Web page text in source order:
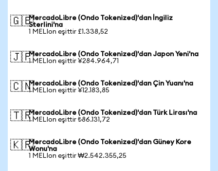
🇬🇧MercadoLibre (Ondo Tokenized)'dan İngiliz
Sterlini'na
1 MELIon eşittir £1.338,52
🇯🇵MercadoLibre (Ondo Tokenized)'dan Japon Yeni'na
1 MELIon eşittir ¥284.964,71
🇨🇳MercadoLibre (Ondo Tokenized)'dan Çin Yuanı'na
1 MELIon eşittir ¥12.183,85
🇹🇷MercadoLibre (Ondo Tokenized)'dan Türk Lirası'na
1 MELIon eşittir ₺86.131,72
🇰🇷MercadoLibre (Ondo Tokenized)'dan Güney Kore
Wonu'na
1 MELIon eşittir ₩2.542.355,25